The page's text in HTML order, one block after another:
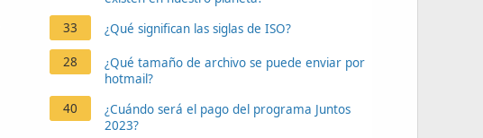
33
¿Qué significan las siglas de ISO?
28
¿Qué tamaño de archivo se puede enviar por
hotmail?
40
¿Cuándo será el pago del programa Juntos
2023?